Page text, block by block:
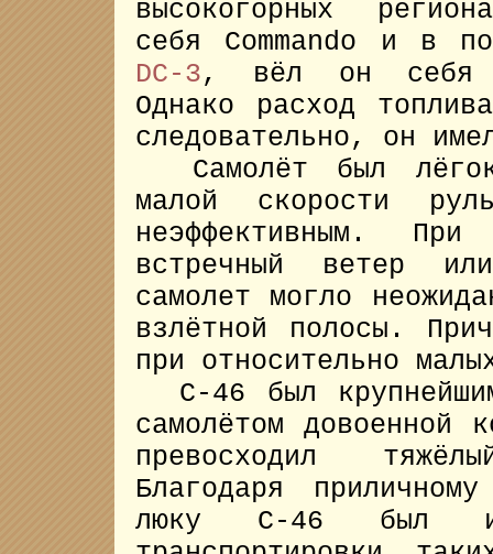
высокогорных
себя Commando и в
DC-3, вёл он себя в
Однако расход
следовательно, он
Самолёт был
малой скорости
неэффективным.
встречный ветер
самолет могло
взлётной полосы.
при относительно
C-46 был
самолётом довоенной
превосходил
Благодаря
люку C-46 был